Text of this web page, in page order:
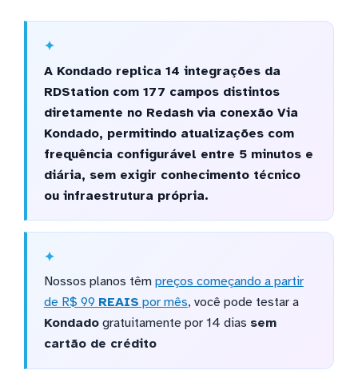
A Kondado replica 14 integrações da
RDStation com 177 campos distintos
diretamente no Redash via conexão Via
Kondado, permitindo atualizações com
frequência configurável entre 5 minutos e
diária, sem exigir conhecimento técnico
ou infraestrutura própria.
Nossos planos têm preços começando a partir
de R$ 99 REAIS por mês, você pode testar a
Kondadogratuitamente por 14 dias sem
cartão de crédito